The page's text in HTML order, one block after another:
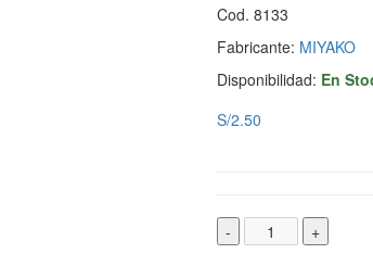
Cod. 8133
Fabricante: MIYAKO
Disponibilidad: En
S/2.50
- +